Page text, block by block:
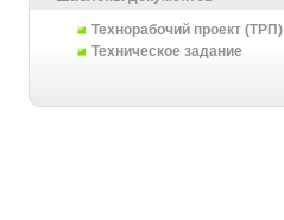
Технорабочий проект (ТРП)
Техническое задание